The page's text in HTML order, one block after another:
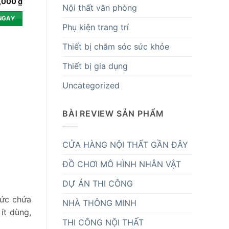
chứa
dùng,
Nội thất văn phòng
Phụ kiện trang trí
Thiết bị chăm sóc sức khỏe
Thiết bị gia dụng
Uncategorized
BÀI REVIEW SẢN PHẨM
CỬA HÀNG NỘI THẤT GẦN ĐÂY
ĐỒ CHƠI MÔ HÌNH NHÂN VẬT
DỰ ÁN THI CÔNG
NHÀ THÔNG MINH
THI CÔNG NỘI THẤT